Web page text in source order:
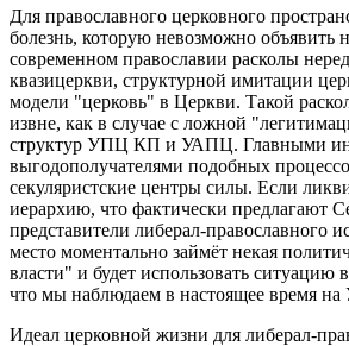
Для православного церковного
болезнь, которую невозможно объявить
современном православии расколы
квазицеркви, структурной имитации
модели "церковь" в Церкви. Такой
извне, как в случае с ложной
структур УПЦ КП и УАПЦ. Главными
выгодополучателями подобных
секуляристские центры силы. Если
иерархию, что фактически предлагают
представители либерал-православного
место моментально займёт некая
власти" и будет использовать ситуацию
что мы наблюдаем в настоящее время на
Идеал церковной жизни для либерал-